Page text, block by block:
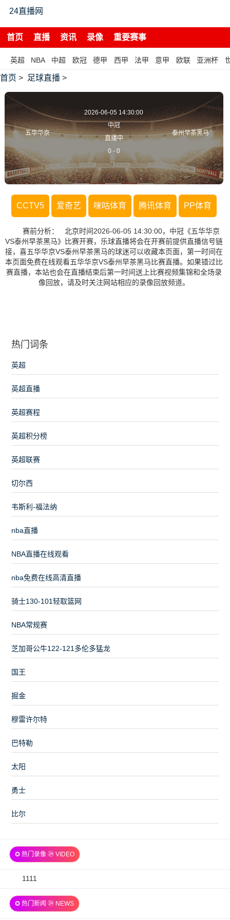
24直播网
首页 直播 资讯 录像 重要赛事
英超 NBA 中超 欧冠 德甲 西甲 法甲 意甲 欧联 亚洲杯
首页 > 足球直播 >
五华华京
2026-06-05 14:30:00
中冠
直播中
0 - 0
泰州早茶黑马
CCTV5 爱奇艺 咪咕体育 腾讯体育 PP体育
赛前分析： 北京时间2026-06-05 14:30:00，中冠《五华华京
VS泰州早茶黑马》比赛开赛，乐球直播将会在开赛前提供直播信号链
接，喜五华华京VS泰州早茶黑马的球迷可以收藏本页面，第一时间在
本页面免费在线观看五华华京VS泰州早茶黑马比赛直播。如果错过比
赛直播，本站也会在直播结束后第一时间送上比赛视频集锦和全场录
像回放，请及时关注网站相应的录像回放频道。
热门词条
英超
英超直播
英超赛程
英超积分榜
英超联赛
切尔西
韦斯利-福法纳
nba直播
NBA直播在线观看
nba免费在线高清直播
骑士130-101轻取篮网
NBA常规赛
芝加哥公牛122-121多伦多猛龙
国王
掘金
穆雷许尔特
巴特勒
太阳
勇士
比尔
✪ 热门录像 ㉔ VIDEO
2026-
06
1111
✪ 热门新闻 ㉔ NEWS